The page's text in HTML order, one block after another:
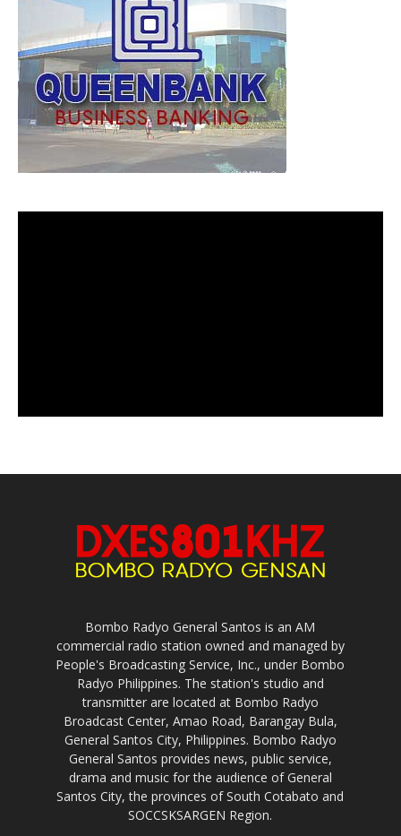
Bombo Radyo General Santos is an AM
commercial radio station owned and managed by
People's Broadcasting Service, Inc., under Bombo
Radyo Philippines. The station's studio and
transmitter are located at Bombo Radyo
Broadcast Center, Amao Road, Barangay Bula,
General Santos City, Philippines. Bombo Radyo
General Santos provides news, public service,
drama and music for the audience of General
Santos City, the provinces of South Cotabato and
SOCCSKSARGEN Region.